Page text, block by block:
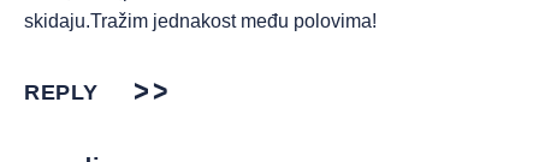
skidaju.Tražim jednakost među polovima!
REPLY